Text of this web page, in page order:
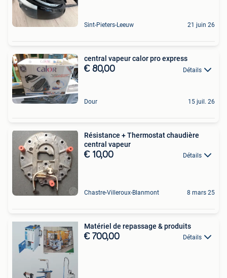
Sint-Pieters-Leeuw 21 juin 26
central vapeur calor pro express
€ 80,00 Détails
Dour 15 juil. 26
Résistance + Thermostat chaudière
central vapeur
€ 10,00 Détails
Chastre-Villeroux-Blanmont 8 mars 25
Matériel de repassage & produits
€ 700,00 Détails